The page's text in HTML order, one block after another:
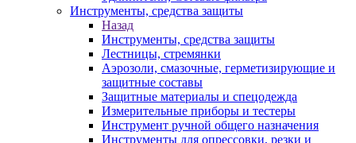
Инструменты, средства защиты
Назад
Инструменты, средства защиты
Лестницы, стремянки
Аэрозоли, смазочные, герметизирующие и
защитные составы
Защитные материалы и спецодежда
Измерительные приборы и тестеры
Инструмент ручной общего назначения
Инструменты для опрессовки, резки и